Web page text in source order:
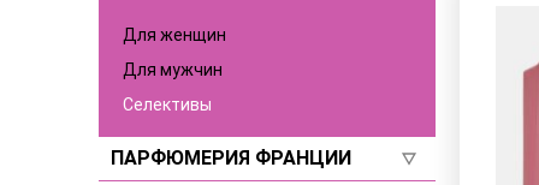
Для женщин
Для мужчин
Селективы
ПАРФЮМЕРИЯ ФРАНЦИИ